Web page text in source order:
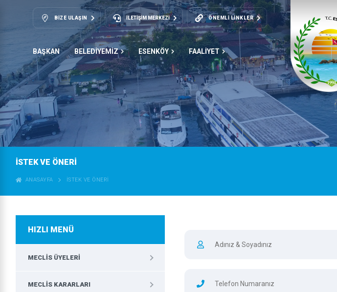
BIZE ULAŞIN İLETİŞİM MERKEZİ ÖNEMLI LINKLER
BAŞKAN BELEDİYEMİZ ESENKÖY FAALİYET
İSTEK VE ÖNERI
ANASAYFA İSTEK VE ÖNERI
HIZLI MENÜ
MECLIS ÜYELERI
MECLIS KARARLARI